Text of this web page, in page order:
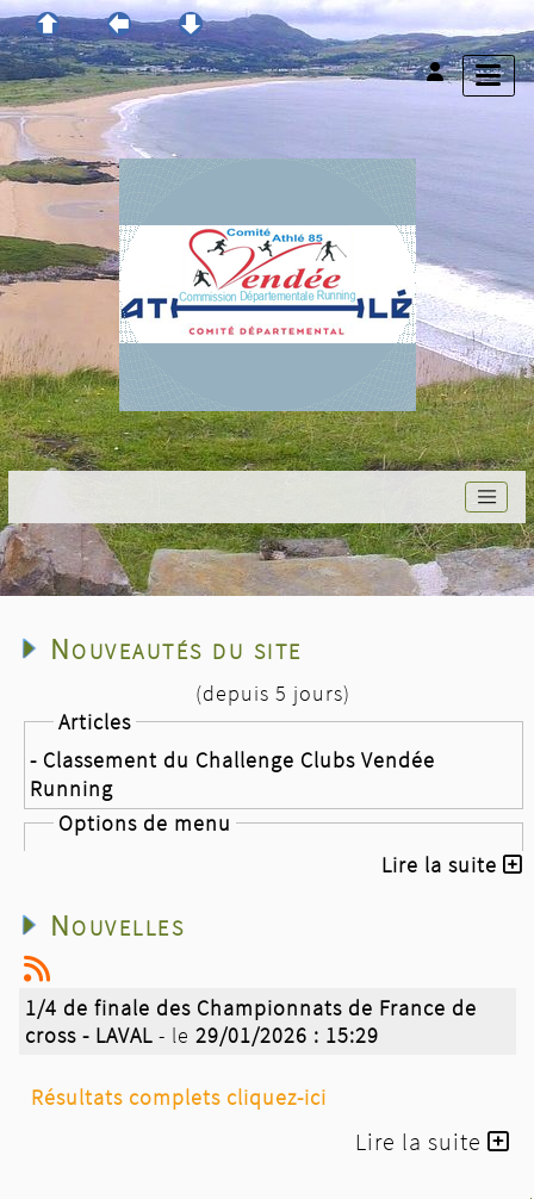
Nouveautés du site
(depuis 5 jours)
Articles
- Classement du Challenge Clubs Vendée
Running
Options de menu
- Les plages Fautaises
- la course des ridins
- Classement du Challenge Clubs Vendée
Running après 8 épreuves sur 8
Lire la suite
Nouvelles
1/4 de finale des Championnats de France de
cross - LAVAL - le 29/01/2026 : 15:29
Résultats complets cliquez-ici
Lire la suite